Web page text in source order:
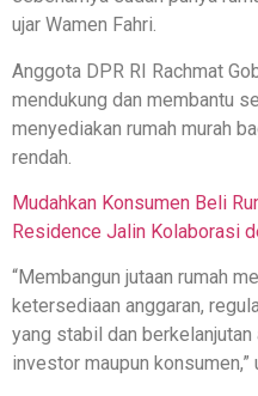
ujar Wamen Fahri.
Anggota DPR RI Rachmat
mendukung dan membantu
menyediakan rumah murah
rendah.
Mudahkan Konsumen Beli
Residence Jalin Kolaborasi
“Membangun jutaan rumah
ketersediaan anggaran,
yang stabil dan
investor maupun konsumen,”